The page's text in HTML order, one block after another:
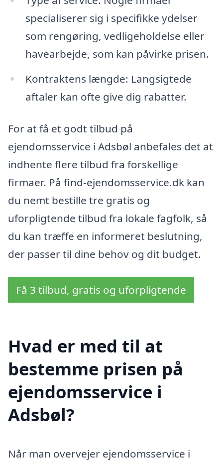
specialiserer sig i specifikke ydelser
som rengøring, vedligeholdelse eller
havearbejde, som kan påvirke prisen.
Kontraktens længde: Langsigtede
aftaler kan ofte give dig rabatter.
For at få et godt tilbud på
ejendomsservice i Adsbøl anbefales det at
indhente flere tilbud fra forskellige
firmaer. På find-ejendomsservice.dk kan
du nemt bestille tre gratis og
uforpligtende tilbud fra lokale fagfolk, så
du kan træffe en informeret beslutning,
der passer til dine behov og dit budget.
Få 3 tilbud, gratis og uforpligtende
Hvad er med til at
bestemme prisen på
ejendomsservice i
Adsbøl?
Når man overvejer ejendomsservice i